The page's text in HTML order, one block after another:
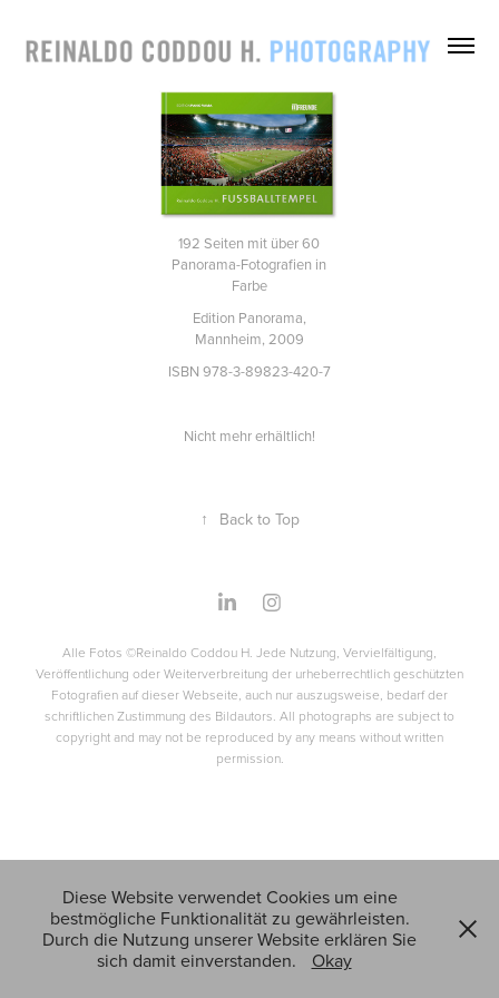
192 Seiten mit über 60
Panorama-Fotografien in
Farbe
Edition Panorama,
Mannheim, 2009
ISBN 978-3-89823-420-7
Nicht mehr erhältlich!
↑ Back to Top
Alle Fotos ©Reinaldo Coddou H. Jede Nutzung, Vervielfältigung,
Veröffentlichung oder Weiterverbreitung der urheberrechtlich geschützten
Fotografien auf dieser Webseite, auch nur auszugsweise, bedarf der
schriftlichen Zustimmung des Bildautors. All photographs are subject to
copyright and may not be reproduced by any means without written
permission.
Diese Website verwendet Cookies um eine
bestmögliche Funktionalität zu gewährleisten.
Durch die Nutzung unserer Website erklären Sie
sich damit einverstanden.
Okay